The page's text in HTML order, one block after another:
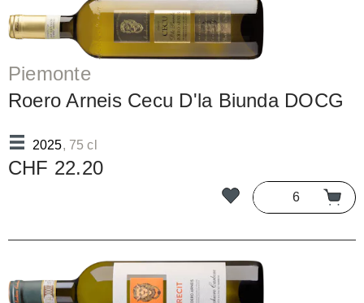
Piemonte
Roero Arneis Cecu D'la Biunda DOCG
2025, 75 cl
CHF 22.20